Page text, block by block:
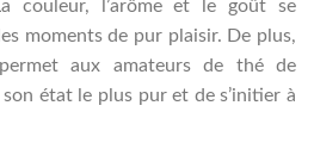
couleur, l’arôme et le goût se
moments de pur plaisir. De plus,
aux amateurs de thé de
état le plus pur et de s’initier à